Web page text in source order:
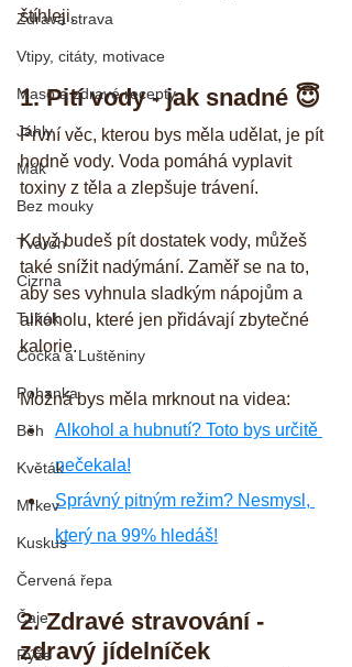
Zdravá strava
Vtipy, citáty, motivace
Maso a zdravé recepty
Jáhly
Mák
Bez mouky
Tvaroh
Cizrna
Tuňák
Čočka a Luštěniny
Pohanka
Běh
Květák
Mrkev
Kuskus
Červená řepa
Čaje
Rýže
štíhleji.
1. Pití vody - jak snadné 😇
První věc, kterou bys měla udělat, je pít
hodně vody. Voda pomáhá vyplavit
toxiny z těla a zlepšuje trávení.
Když budeš pít dostatek vody, můžeš
také snížit nadýmání. Zaměř se na to,
aby ses vyhnula sladkým nápojům a
alkoholu, které jen přidávají zbytečné
kalorie.
Možná bys měla mrknout na videa:
Alkohol a hubnutí? Toto bys určitě
nečekala!
Správný pitným režim? Nesmysl,
který na 99% hledáš!
2. Zdravé stravování -
zdravý jídelníček